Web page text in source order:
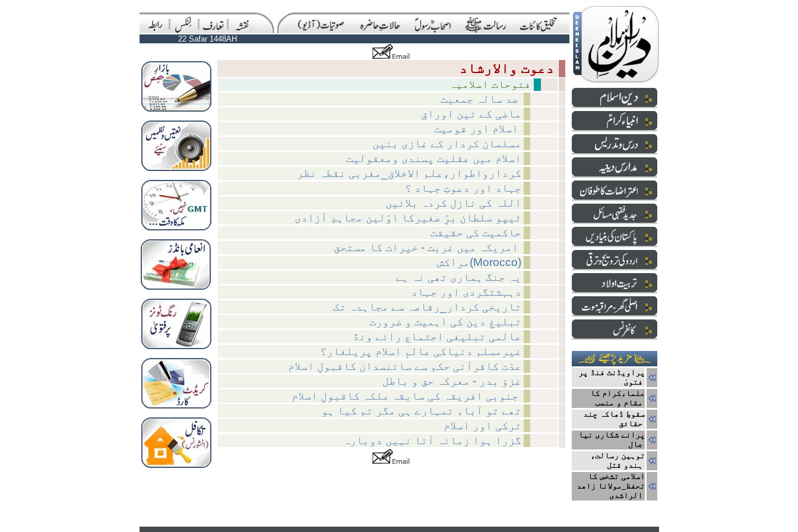
22 Safar 1448AH
ماضی کے تین اوراق
مسلمان کردار کے غازی بنیں
اسلام میں عقلیت پسندی ومعقولیت
کردارواطوار،علم الاخلاق_مغربی نقطہ نظر
جہاد اور دعوتِ جہاد ؟
اللہ کی نازل کردہ بلائیں
ٹیپو سلطان برِّ صغیرکا اوّلین مجاہدِ آزادی
حاکمیت کی حقیقت
مراکش(Morocco)
یہ جنگ ہماری تھی نہ ہے
دہہشتگردی اور جہاد
تاریخی کردار_رقاصہ سے مجاہدہ تک
تبلیغِ دین کی اہمیت و ضرورت
عالمی تبلیغی اجتماع رائے ونڈ
غیرمسلم دنیاکی عالمِ اسلام پریلغار؟
عدّت کاقرآنی حکم سے سائنسدان کاقبولِ اسلام
غزؤ بدر - معرکہ حق و باطل
تھے تو آباء تمہارے ہی مگر تم کیا ہو
ترکی اور اسلام
گزرا ہوا زمانہ آتا نہیں دوبارہ
پراویڈنٹ فنڈ پر
فتویٰ
علماءکرام کا
مقام و منصب
سقوطِ ڈھاکہ چند
حقائق
پرانے شکاری نیا
جال
توہین رسالت،
ہندو قتل
اسلامی تشخص کا
تحفظ_مولانا زاھد
الراشدی